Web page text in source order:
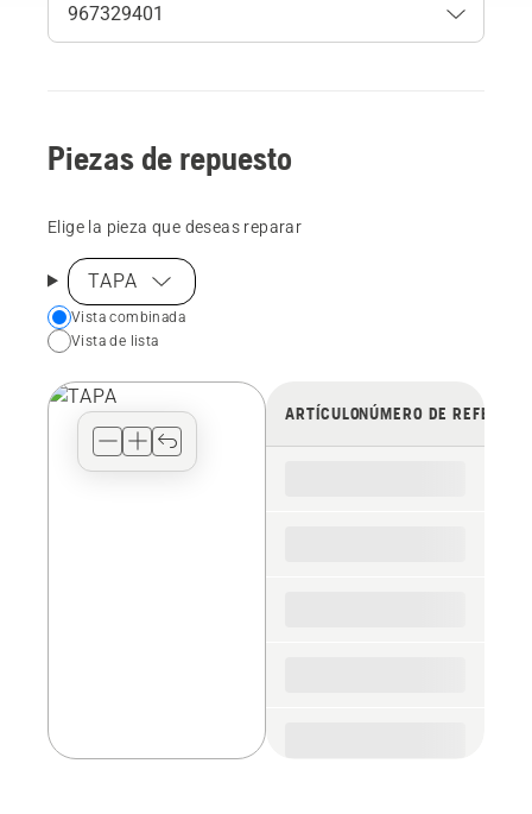
Piezas de repuesto
Elige la pieza que deseas reparar
TAPA
Choose
your
view
Vista combinada
Vista de lista
ARTÍCULONÚMERO DE